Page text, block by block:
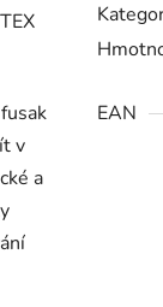
v
a
EAN